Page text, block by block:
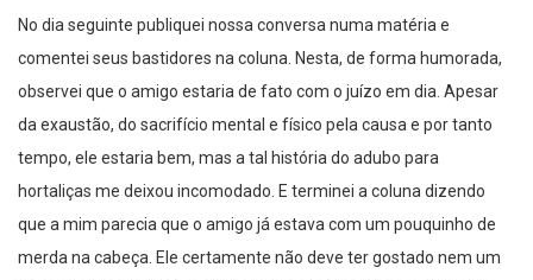
No dia seguinte publiquei nossa conversa numa matéria e
comentei seus bastidores na coluna. Nesta, de forma humorada,
observei que o amigo estaria de fato com o juízo em dia. Apesar
da exaustão, do sacrifício mental e físico pela causa e por tanto
tempo, ele estaria bem, mas a tal história do adubo para
hortaliças me deixou incomodado. E terminei a coluna dizendo
que a mim parecia que o amigo já estava com um pouquinho de
merda na cabeça. Ele certamente não deve ter gostado nem um